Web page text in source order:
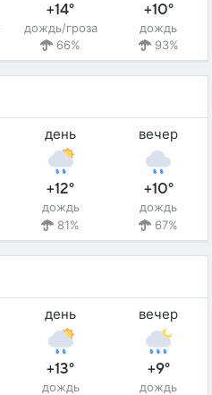
+14°
дождь/гроза
66%
+10°
дождь
93%
день
+12°
дождь
81%
вечер
+10°
дождь
67%
день
+13°
дождь
вечер
+9°
дождь